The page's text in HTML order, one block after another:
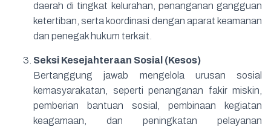
daerah di tingkat kelurahan, penanganan gangguan
ketertiban, serta koordinasi dengan aparat keamanan
dan penegak hukum terkait.
Seksi Kesejahteraan Sosial (Kesos)
Bertanggung jawab mengelola urusan sosial
kemasyarakatan, seperti penanganan fakir miskin,
pemberian bantuan sosial, pembinaan kegiatan
keagamaan, dan peningkatan pelayanan